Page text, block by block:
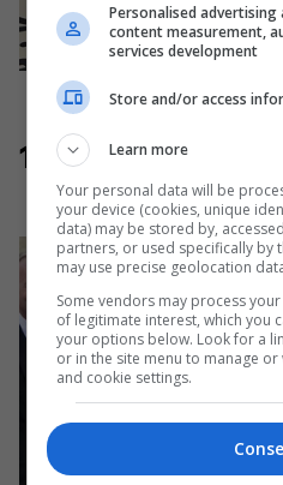
12. Kate Middleton
Personalised
content measurement,
services development
Store and/or access
Learn more
Your personal data will be
your device (cookies, unique
data) may be stored by,
partners, or used specifically by
may use precise geolocation
Some vendors may process
of legitimate interest, which you
your options below. Look for a
or in the site menu to manage
and cookie settings.